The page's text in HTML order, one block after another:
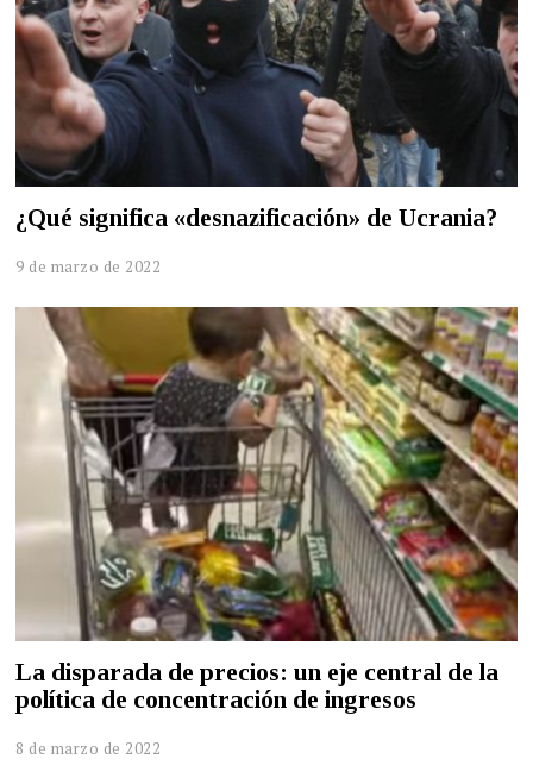
¿Qué significa «desnazificación» de Ucrania?
9 de marzo de 2022
La disparada de precios: un eje central de la
política de concentración de ingresos
8 de marzo de 2022